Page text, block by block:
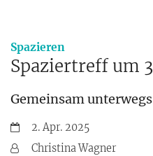
Spazieren
Spaziertreff um 3
Gemeinsam unterwegs
Datum:2. Apr. 2025
Von:Christina Wagner